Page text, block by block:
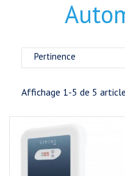
Pertinence
Affichage 1-5 de 5